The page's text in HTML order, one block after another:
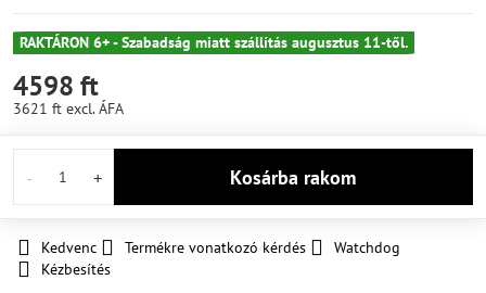
RAKTÁRON 6+ - Szabadság miatt szállítás augusztus 11-től.
4598 ft
3621 ft excl. ÁFA
Kosárba rakom
Kedvenc Termékre vonatkozó kérdés
Watchdog
Kézbesítés